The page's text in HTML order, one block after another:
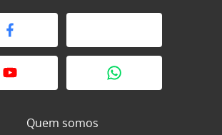
Quem somos